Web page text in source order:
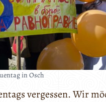
in Osch
vergessen. Wir